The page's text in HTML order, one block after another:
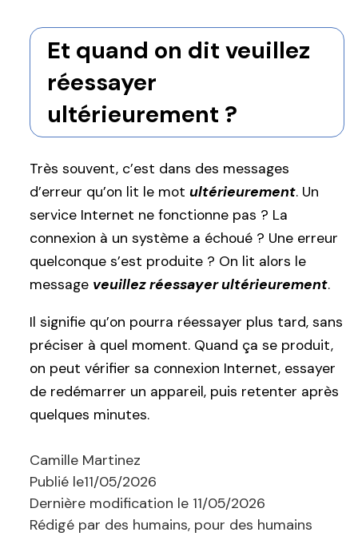
Et quand on dit veuillez
réessayer
ultérieurement ?
Très souvent, c’est dans des messages
d’erreur qu’on lit le mot ultérieurement. Un
service Internet ne fonctionne pas ? La
connexion à un système a échoué ? Une erreur
quelconque s’est produite ? On lit alors le
message veuillez réessayer ultérieurement.
Il signifie qu’on pourra réessayer plus tard, sans
préciser à quel moment. Quand ça se produit,
on peut vérifier sa connexion Internet, essayer
de redémarrer un appareil, puis retenter après
quelques minutes.
Camille Martinez
Publié le11/05/2026
Dernière modification le 11/05/2026
Rédigé par des humains, pour des humains